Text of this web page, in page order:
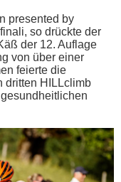
presented by
so drückte der
der 12. Auflage
von über einer
feierte die
dritten HILLclimb